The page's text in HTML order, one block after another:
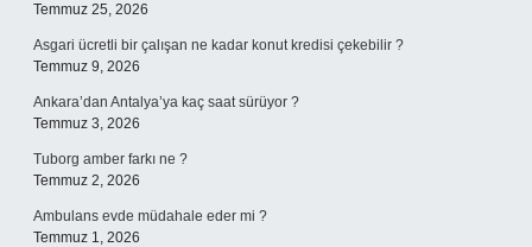
Temmuz 25, 2026
Asgari ücretli bir çalışan ne kadar konut kredisi çekebilir ?
Temmuz 9, 2026
Ankara’dan Antalya’ya kaç saat sürüyor ?
Temmuz 3, 2026
Tuborg amber farkı ne ?
Temmuz 2, 2026
Ambulans evde müdahale eder mi ?
Temmuz 1, 2026